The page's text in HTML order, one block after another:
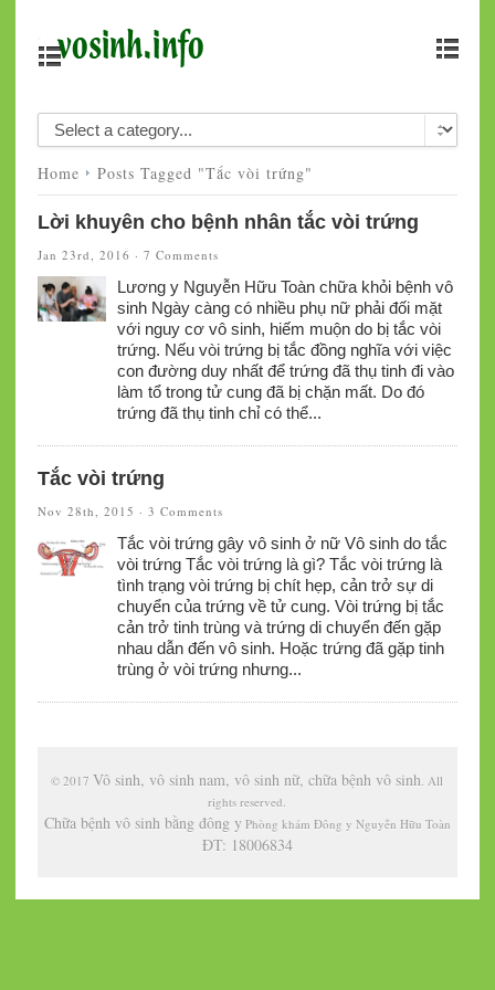
Home Posts Tagged "Tắc vòi trứng"
Lời khuyên cho bệnh nhân tắc vòi trứng
Jan 23rd, 2016 · 7 Comments
Lương y Nguyễn Hữu Toàn chữa khỏi bệnh vô
sinh Ngày càng có nhiều phụ nữ phải đối mặt
với nguy cơ vô sinh, hiếm muộn do bị tắc vòi
trứng. Nếu vòi trứng bị tắc đồng nghĩa với việc
con đường duy nhất để trứng đã thụ tinh đi vào
làm tổ trong tử cung đã bị chặn mất. Do đó
trứng đã thụ tinh chỉ có thể...
Tắc vòi trứng
Nov 28th, 2015 · 3 Comments
Tắc vòi trứng gây vô sinh ở nữ Vô sinh do tắc
vòi trứng Tắc vòi trứng là gì? Tắc vòi trứng là
tình trạng vòi trứng bị chít hẹp, cản trở sự di
chuyển của trứng về tử cung. Vòi trứng bị tắc
cản trở tinh trùng và trứng di chuyển đến gặp
nhau dẫn đến vô sinh. Hoặc trứng đã gặp tinh
trùng ở vòi trứng nhưng...
© 2017Vô sinh, vô sinh nam, vô sinh nữ, chữa bệnh vô sinh. All
rights reserved.
Chữa bệnh vô sinh bằng đông yPhòng khám Đông y Nguyễn Hữu Toàn
ĐT: 18006834